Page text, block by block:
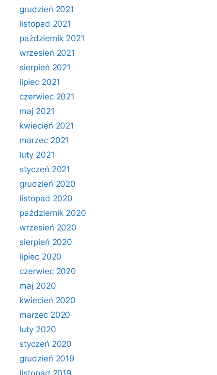
grudzień 2021
listopad 2021
październik 2021
wrzesień 2021
sierpień 2021
lipiec 2021
czerwiec 2021
maj 2021
kwiecień 2021
marzec 2021
luty 2021
styczeń 2021
grudzień 2020
listopad 2020
październik 2020
wrzesień 2020
sierpień 2020
lipiec 2020
czerwiec 2020
maj 2020
kwiecień 2020
marzec 2020
luty 2020
styczeń 2020
grudzień 2019
listopad 2019